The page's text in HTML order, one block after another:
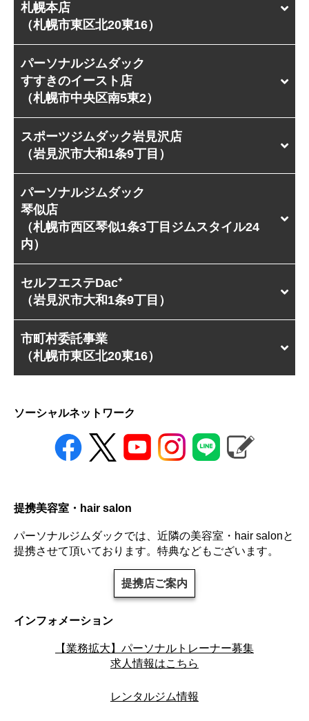
札幌本店
（札幌市東区北20東16）
パーソナルジムダック
すすきのイースト店
（札幌市中央区南5東2）
スポーツジムダック岩見沢店
（岩見沢市大和1条9丁目）
パーソナルジムダック
琴似店
（札幌市西区琴似1条3丁目ジムスタイル24
内）
セルフエステDac⁺
（岩見沢市大和1条9丁目）
市町村委託事業
（札幌市東区北20東16）
ソーシャルネットワーク
提携美容室・hair salon
パーソナルジムダックでは、近隣の美容室・hair salonと
提携させて頂いております。特典などもございます。
提携店ご案内
インフォメーション
【業務拡大】パーソナルトレーナー募集
求人情報はこちら
レンタルジム情報